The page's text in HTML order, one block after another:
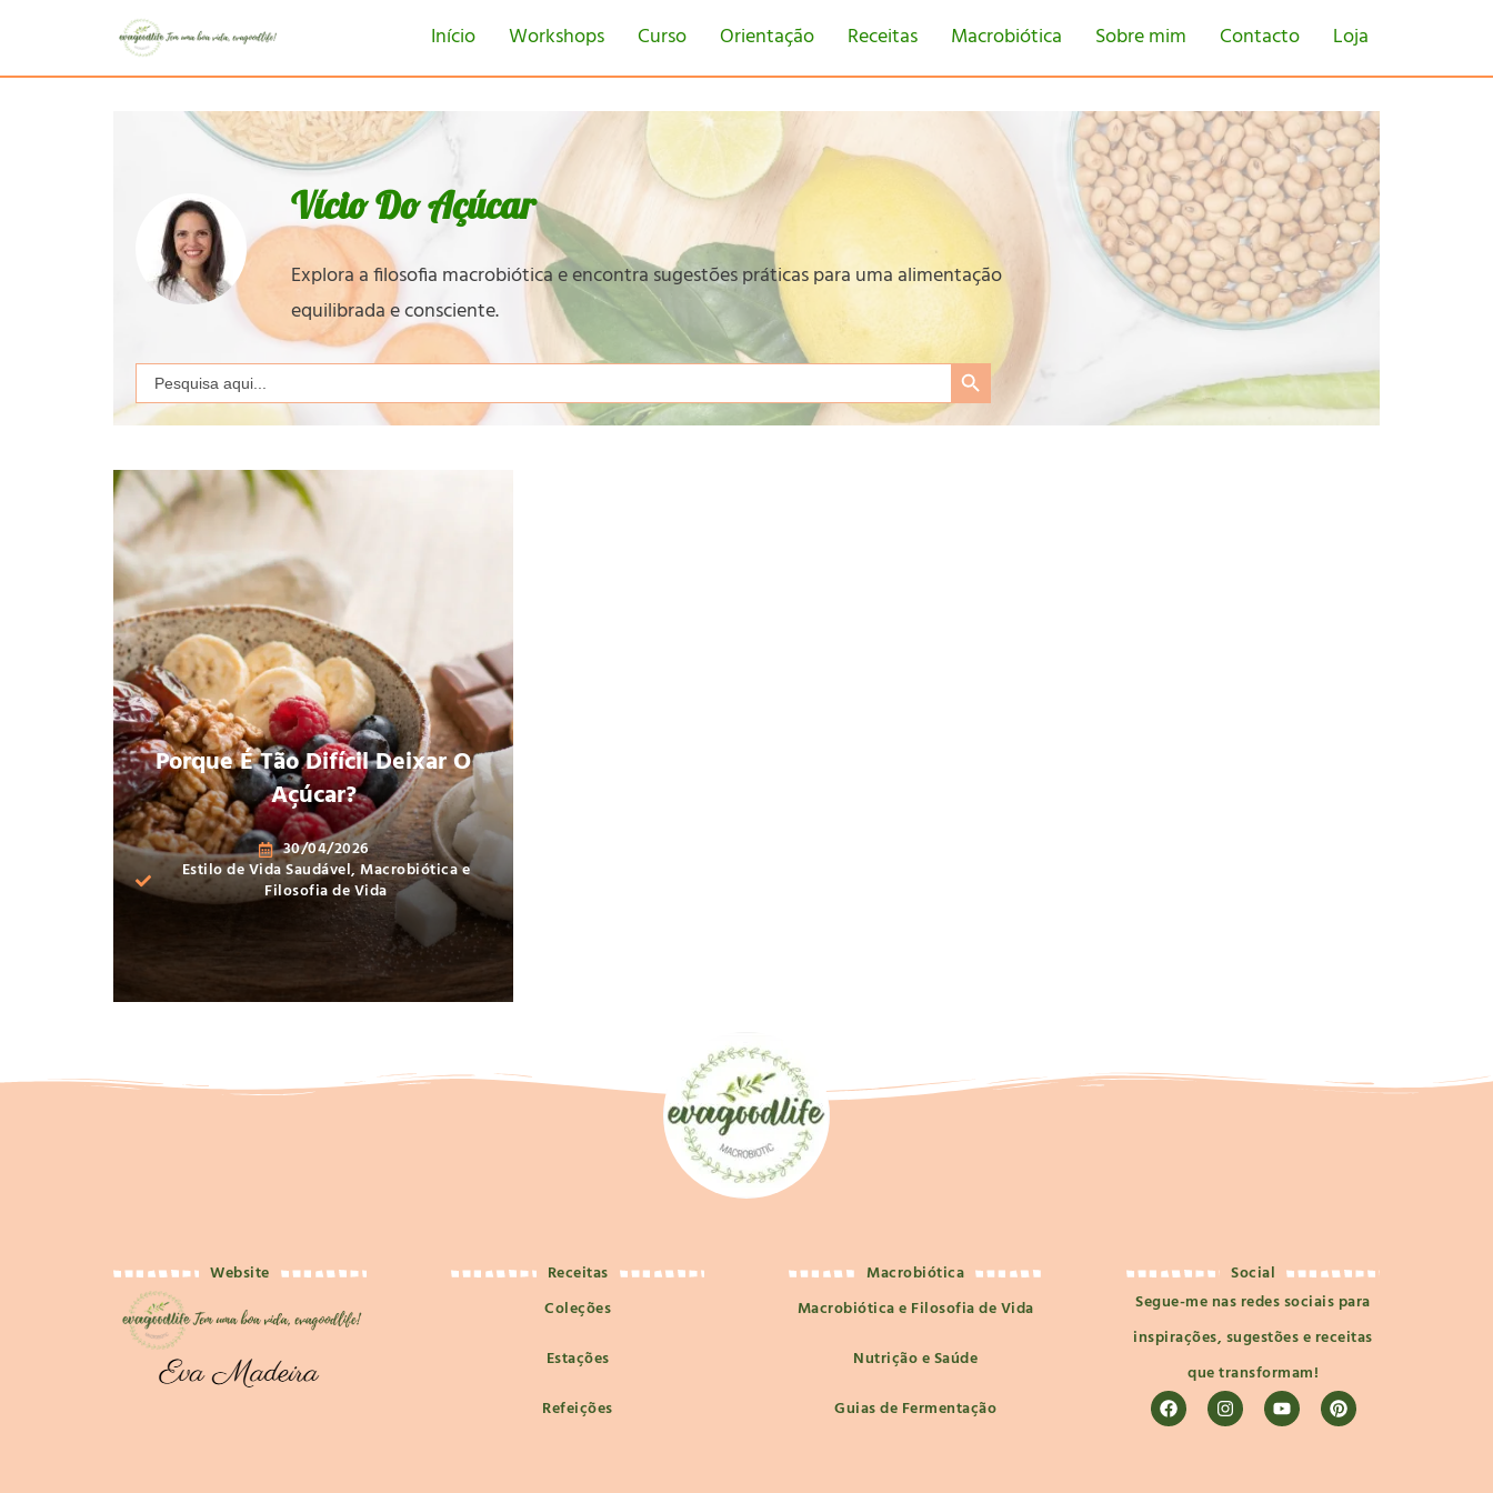
Início Workshops Curso Orientação Receitas Macrobiótica Sobre mim Contacto Loja
Vício Do Açúcar
Explora a filosofia macrobiótica e encontra sugestões práticas para uma alimentação
equilibrada e consciente.
Search
for:
Search Button
Porque É Tão Difícil Deixar O
Açúcar?
30/04/2026
Estilo de Vida Saudável,Macrobiótica e
Filosofia de Vida
Website
Receitas
Coleções
Estações
Refeições
Macrobiótica
Macrobiótica e Filosofia de Vida
Nutrição e Saúde
Guias de Fermentação
Social
Segue-me nas redes sociais para
inspirações, sugestões e receitas
que transformam!